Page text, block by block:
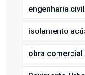
engenharia civil
isolamento
obra comercial